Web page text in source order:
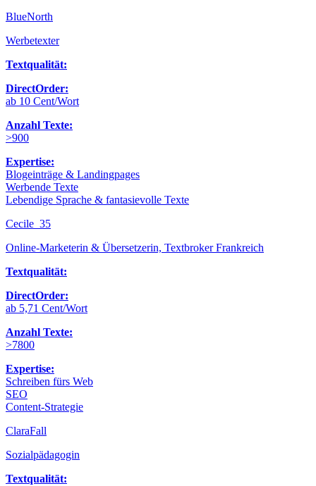
BlueNorth
Werbetexter
Textqualität:
DirectOrder:
ab 10 Cent/Wort
Anzahl Texte:
>900
Expertise:
Blogeinträge & Landingpages
Werbende Texte
Lebendige Sprache & fantasievolle Texte
Cecile_35
Online-Marketerin & Übersetzerin, Textbroker Frankreich
Textqualität:
DirectOrder:
ab 5,71 Cent/Wort
Anzahl Texte:
>7800
Expertise:
Schreiben fürs Web
SEO
Content-Strategie
ClaraFall
Sozialpädagogin
Textqualität: